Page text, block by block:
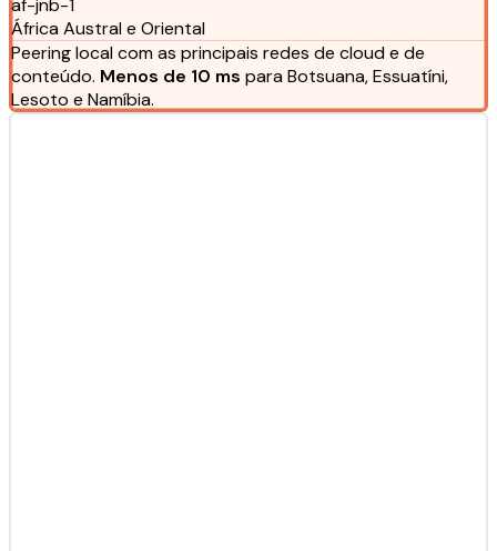
af-jnb-1
África Austral e Oriental
Peering local com as principais redes de cloud e de
conteúdo. Menos de 10 ms para Botsuana, Essuatíni,
Lesoto e Namíbia.